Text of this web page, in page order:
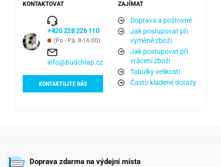
KONTAKTOVAT
+420 228 226 110
(Po - Pá: 8-16:00)
info@budchlap.cz
KONTAKTUJTE NÁS
ZAJÍMAT
Doprava a poštovné
Jak postupovat při
výměně zboží
Jak postupovat při
vrácení zboží
Tabulky velikostí
Často kladené dotazy
Doprava zdarma na výdejní místa